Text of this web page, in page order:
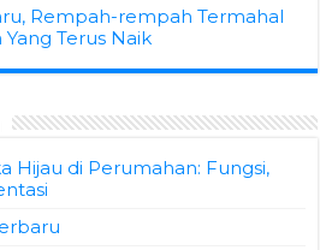
Rempah-rempah Termahal
Terus Naik
Hijau di Perumahan: Fungsi,